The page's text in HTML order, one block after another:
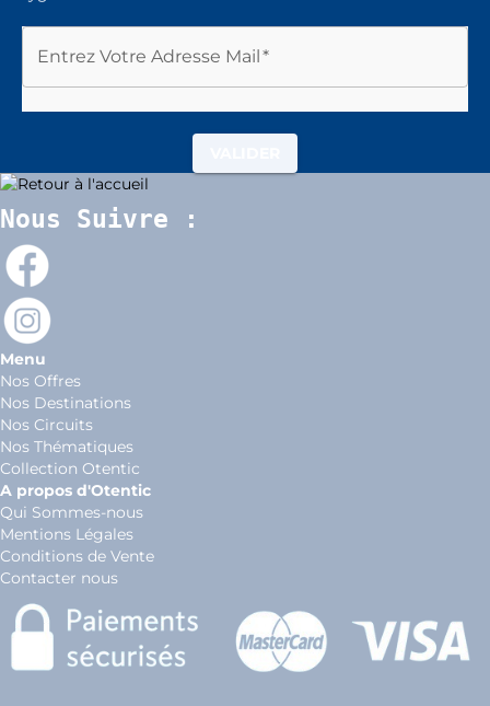
Entrez Votre Adresse Mail*
Nous Suivre :
Menu
Nos Offres
Nos Destinations
Nos Circuits
Nos Thématiques
Collection Otentic
A propos d'Otentic
Qui Sommes-nous
Mentions Légales
Conditions de Vente
Contacter nous